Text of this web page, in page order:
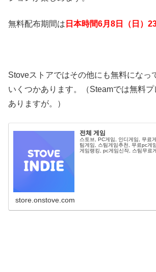
無料配布期間は 日本時間6月8日（日）
Stoveストアではその他にも無料になっ
いくつかあります。（Steamでは無料
ありますが。）
전체 게임
스토브, PC게임, 인디게임, 무료
팀게임, 스팀게임추천, 무료pc게
게임랭킹, pc게임신작, 스팀무료
store.onstove.com